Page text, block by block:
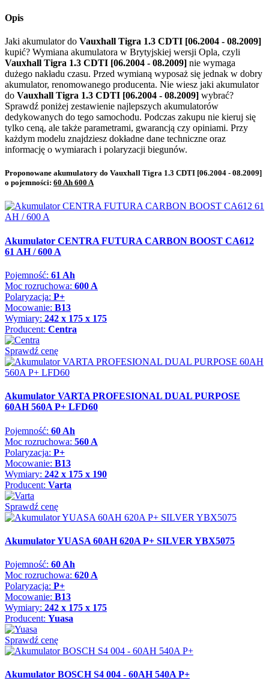
Opis
Jaki akumulator do Vauxhall Tigra 1.3 CDTI [06.2004 - 08.2009]
kupić? Wymiana akumulatora w Brytyjskiej wersji Opla, czyli
Vauxhall Tigra 1.3 CDTI [06.2004 - 08.2009] nie wymaga
dużego nakładu czasu. Przed wymianą wyposaż się jednak w dobry
akumulator, renomowanego producenta. Nie wiesz jaki akumulator
do Vauxhall Tigra 1.3 CDTI [06.2004 - 08.2009] wybrać?
Sprawdź poniżej zestawienie najlepszych akumulatorów
dedykowanych do tego samochodu. Podczas zakupu nie kieruj się
tylko ceną, ale także parametrami, gwarancją czy opiniami. Przy
każdym modelu znajdziesz dokładne dane techniczne oraz
informację o wymiarach i polaryzacji biegunów.
Proponowane akumulatory do Vauxhall Tigra 1.3 CDTI [06.2004 - 08.2009]
o pojemności: 60 Ah 600 A
Akumulator CENTRA FUTURA CARBON BOOST CA612
61 AH / 600 A
Pojemność: 61 Ah
Moc rozruchowa: 600 A
Polaryzacja: P+
Mocowanie: B13
Wymiary: 242 x 175 x 175
Producent: Centra
Sprawdź cenę
Akumulator VARTA PROFESIONAL DUAL PURPOSE
60AH 560A P+ LFD60
Pojemność: 60 Ah
Moc rozruchowa: 560 A
Polaryzacja: P+
Mocowanie: B13
Wymiary: 242 x 175 x 190
Producent: Varta
Sprawdź cenę
Akumulator YUASA 60AH 620A P+ SILVER YBX5075
Pojemność: 60 Ah
Moc rozruchowa: 620 A
Polaryzacja: P+
Mocowanie: B13
Wymiary: 242 x 175 x 175
Producent: Yuasa
Sprawdź cenę
Akumulator BOSCH S4 004 - 60AH 540A P+